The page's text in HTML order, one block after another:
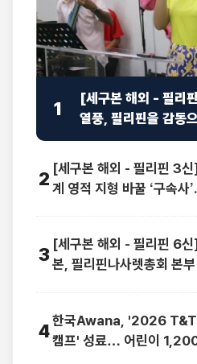
1
[세구본 해외 - 필리
열풍, 필리핀을 감동
2 [세구본 해외 - 필리핀 3신
계 영적 지형 바꿀 ‘구속사
3 [세구본 해외 - 필리핀 6
본, 필리핀나사렛총회 본
4한국Awana, '2026 T&T
캠프' 성료… 어린이